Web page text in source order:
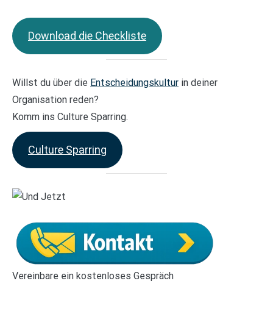
Download die Checkliste
Willst du über die Entscheidungskultur in deiner
Organisation reden?
Komm ins Culture Sparring.
Culture Sparring
Vereinbare ein kostenloses Gespräch